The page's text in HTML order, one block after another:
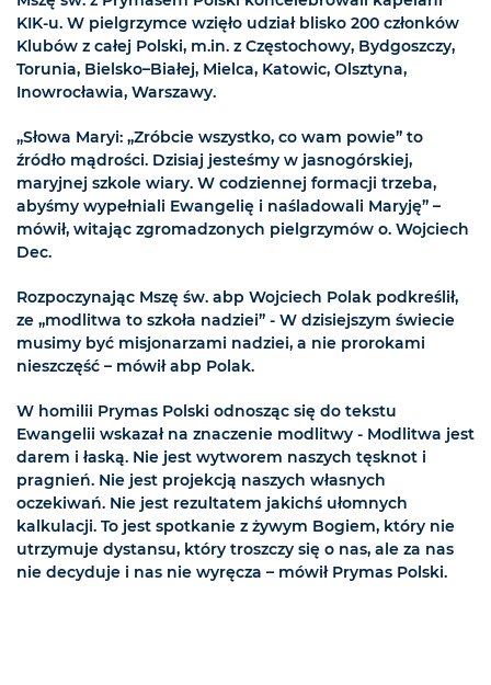
KIK-u. W pielgrzymce wzięło udział blisko 200 członków
Klubów z całej Polski, m.in. z Częstochowy, Bydgoszczy,
Torunia, Bielsko–Białej, Mielca, Katowic, Olsztyna,
Inowrocławia, Warszawy.
„Słowa Maryi: „Zróbcie wszystko, co wam powie” to
źródło mądrości. Dzisiaj jesteśmy w jasnogórskiej,
maryjnej szkole wiary. W codziennej formacji trzeba,
abyśmy wypełniali Ewangelię i naśladowali Maryję” –
mówił, witając zgromadzonych pielgrzymów o. Wojciech
Dec.
Rozpoczynając Mszę św. abp Wojciech Polak podkreślił,
ze „modlitwa to szkoła nadziei” - W dzisiejszym świecie
musimy być misjonarzami nadziei, a nie prorokami
nieszczęść – mówił abp Polak.
W homilii Prymas Polski odnosząc się do tekstu
Ewangelii wskazał na znaczenie modlitwy - Modlitwa jest
darem i łaską. Nie jest wytworem naszych tęsknot i
pragnień. Nie jest projekcją naszych własnych
oczekiwań. Nie jest rezultatem jakichś ułomnych
kalkulacji. To jest spotkanie z żywym Bogiem, który nie
utrzymuje dystansu, który troszczy się o nas, ale za nas
nie decyduje i nas nie wyręcza – mówił Prymas Polski.